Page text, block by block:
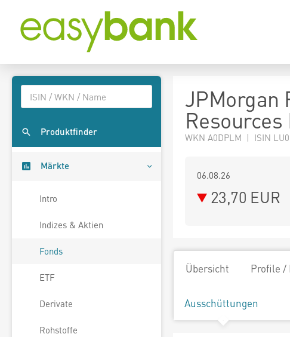
Produktfinder
Märkte
Intro
Indizes & Aktien
Fonds
ETF
Derivate
Rohstoffe
JPMorgan
Resources
WKN A0DPLM | ISIN
06.08.26
23,70 EUR
Übersicht Profile /
Ausschüttungen